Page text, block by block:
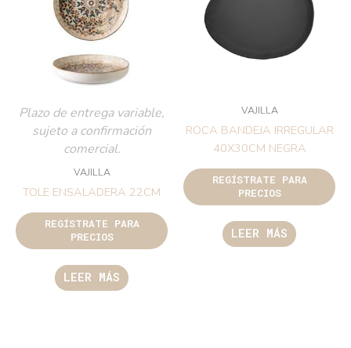
Plazo de entrega variable,
sujeto a confirmación
comercial.
VAJILLA
TOLE ENSALADERA 22CM
REGÍSTRATE PARA
PRECIOS
LEER MÁS
VAJILLA
ROCA BANDEJA IRREGULAR
40X30CM NEGRA
REGÍSTRATE PARA
PRECIOS
LEER MÁS